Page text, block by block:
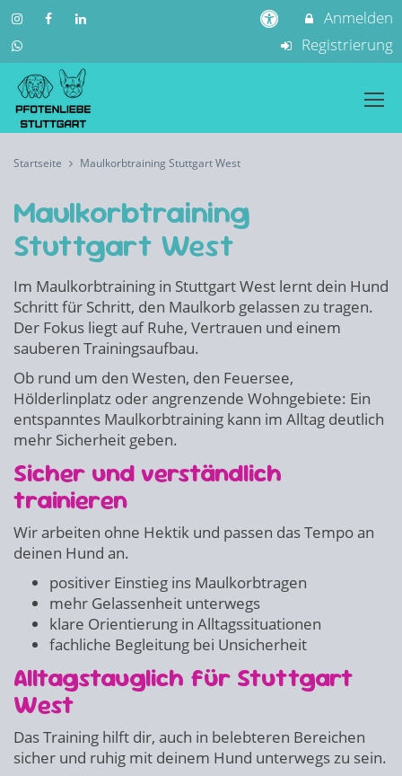
Anmelden
Registrierung
Startseite Maulkorbtraining Stuttgart West
Maulkorbtraining
Stuttgart West
Im Maulkorbtraining in Stuttgart West lernt dein Hund
Schritt für Schritt, den Maulkorb gelassen zu tragen.
Der Fokus liegt auf Ruhe, Vertrauen und einem
sauberen Trainingsaufbau.
Ob rund um den Westen, den Feuersee,
Hölderlinplatz oder angrenzende Wohngebiete: Ein
entspanntes Maulkorbtraining kann im Alltag deutlich
mehr Sicherheit geben.
Sicher und verständlich
trainieren
Wir arbeiten ohne Hektik und passen das Tempo an
deinen Hund an.
positiver Einstieg ins Maulkorbtragen
mehr Gelassenheit unterwegs
klare Orientierung in Alltagssituationen
fachliche Begleitung bei Unsicherheit
Alltagstauglich für Stuttgart
West
Das Training hilft dir, auch in belebteren Bereichen
sicher und ruhig mit deinem Hund unterwegs zu sein.